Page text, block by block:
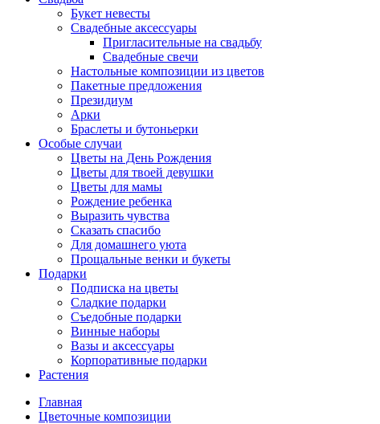
Букет невесты
Свадебные аксессуары
Пригласительные на свадьбу
Свадебные свечи
Настольные композиции из цветов
Пакетные предложения
Президиум
Арки
Браслеты и бутоньерки
Особые случаи
Цветы на День Рождения
Цветы для твоей девушки
Цветы для мамы
Рождение ребенка
Выразить чувства
Сказать спасибо
Для домашнего уюта
Прощальные венки и букеты
Подарки
Подписка на цветы
Сладкие подарки
Съедобные подарки
Винные наборы
Вазы и аксессуары
Корпоративные подарки
Растения
Главная
Цветочные композиции